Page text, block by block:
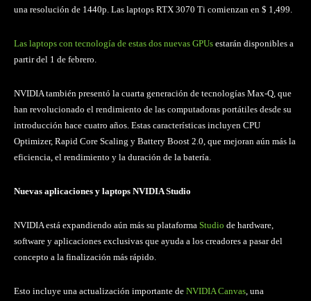
una resolución de 1440p. Las laptops RTX 3070 Ti comienzan en $ 1,499.
Las laptops con tecnología de estas dos nuevas GPUs estarán disponibles a
partir del 1 de febrero.
NVIDIA también presentó la cuarta generación de tecnologías Max-Q, que
han revolucionado el rendimiento de las computadoras portátiles desde su
introducción hace cuatro años. Estas características incluyen CPU
Optimizer, Rapid Core Scaling y Battery Boost 2.0, que mejoran aún más la
eficiencia, el rendimiento y la duración de la batería.
Nuevas aplicaciones y laptops NVIDIA Studio
NVIDIA está expandiendo aún más su plataforma Studio de hardware,
software y aplicaciones exclusivas que ayuda a los creadores a pasar del
concepto a la finalización más rápido.
Esto incluye una actualización importante de NVIDIA Canvas, una